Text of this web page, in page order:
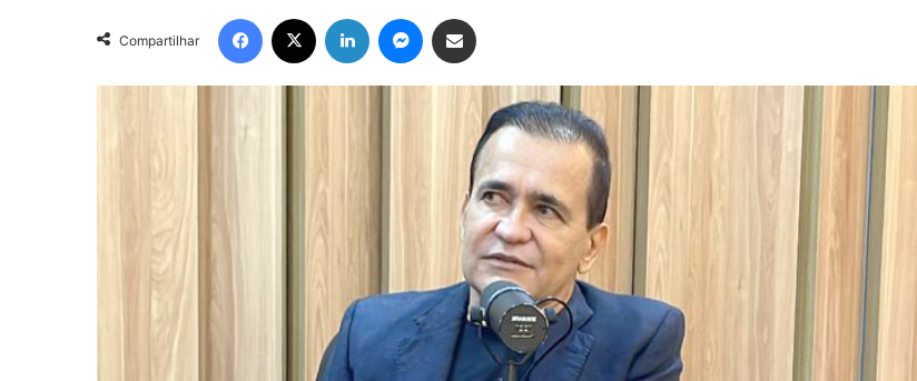
Compartilhar
Facebook Linkedin Messenger